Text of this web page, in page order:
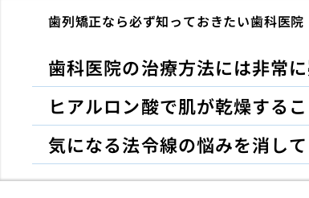
歯列矯正なら必ず知っておきたい歯科医院
歯科医院の治療方法には非常
ヒアルロン酸で肌が乾燥する
気になる法令線の悩みを消し